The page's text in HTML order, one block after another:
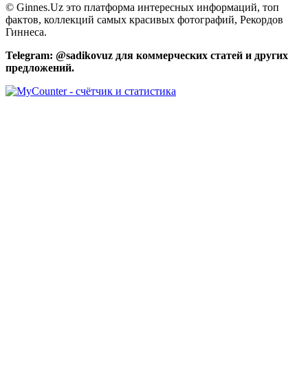
© Ginnes.Uz это платформа интересных информаций, топ
фактов, коллекций самых красивых фотографий, Рекордов
Гиннеса.
Telegram: @sadikovuz для коммерческих статей и других
предложений.